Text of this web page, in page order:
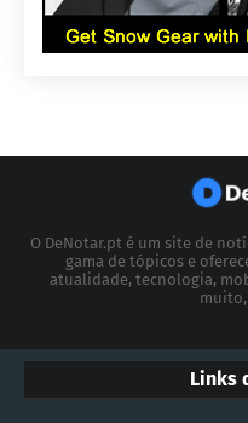
O DeNotar.pt é um site de
gama de tópicos e
atualidade, tecnologia,
Links